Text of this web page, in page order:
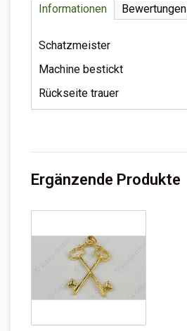
Informationen Bewertungen
Schatzmeister
Machine bestickt
Rückseite trauer
Ergänzende Produkte